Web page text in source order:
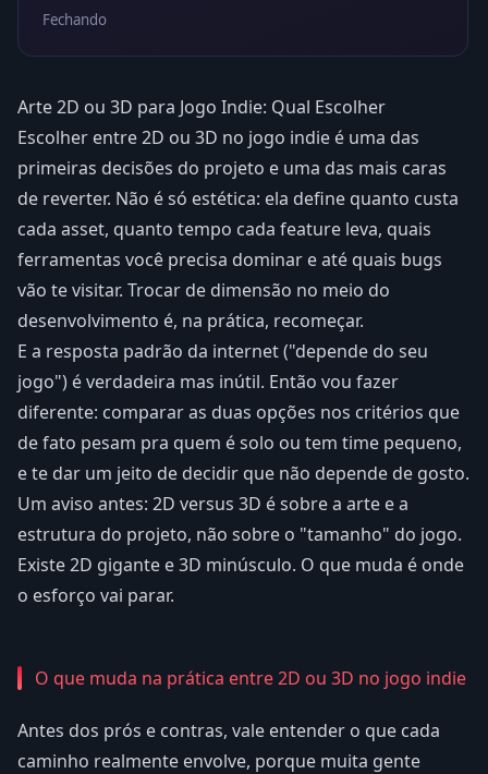
Fechando
Arte 2D ou 3D para Jogo Indie: Qual Escolher
Escolher entre 2D ou 3D no jogo indie é uma das
primeiras decisões do projeto e uma das mais caras
de reverter. Não é só estética: ela define quanto custa
cada asset, quanto tempo cada feature leva, quais
ferramentas você precisa dominar e até quais bugs
vão te visitar. Trocar de dimensão no meio do
desenvolvimento é, na prática, recomeçar.
E a resposta padrão da internet ("depende do seu
jogo") é verdadeira mas inútil. Então vou fazer
diferente: comparar as duas opções nos critérios que
de fato pesam pra quem é solo ou tem time pequeno,
e te dar um jeito de decidir que não depende de gosto.
Um aviso antes: 2D versus 3D é sobre a arte e a
estrutura do projeto, não sobre o "tamanho" do jogo.
Existe 2D gigante e 3D minúsculo. O que muda é onde
o esforço vai parar.
O que muda na prática entre 2D ou 3D no jogo indie
Antes dos prós e contras, vale entender o que cada
caminho realmente envolve, porque muita gente